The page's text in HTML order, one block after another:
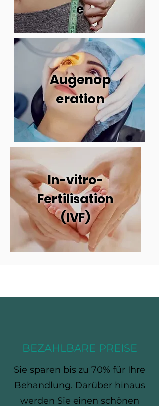
e
Augenop
eration
In-vitro-
Fertilisation
(IVF)
BEZAHLBARE PREISE
Sie sparen bis zu 70% für Ihre
Behandlung. Darüber hinaus
werden Sie einen schönen